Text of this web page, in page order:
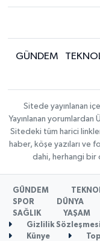
GÜNDEM
Sitede yayınlanan
Yayınlanan yorumlardan
Sitedeki tüm harici
haber, köşe yazıları ve
dahi, herhangi bir
GÜNDEM
SPOR
DÜNYA
SAĞLIK
YAŞAM
Gizlilik Sözleşmesi
Künye